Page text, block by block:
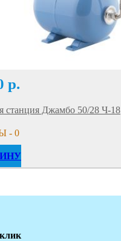
р.
станция Джамбо 50/28 Ч-18
- 0